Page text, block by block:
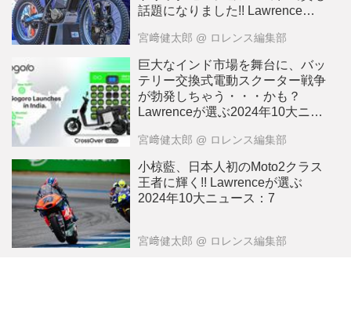
話題になりました!! Lawrenceが
宮﨑健太郎 @ ロレンス編集部
巨大なインド市場を舞台に、バッ
テリー交換式電動スクーター戦争
が勃発しちゃう・・・かも？
Lawrenceが選ぶ2024年10大ニュ
宮﨑健太郎 @ ロレンス編集部
小椋藍、日本人初のMoto2クラス
王者に輝く!! Lawrenceが選ぶ
2024年10大ニュース：7
宮﨑健太郎 @ ロレンス編集部